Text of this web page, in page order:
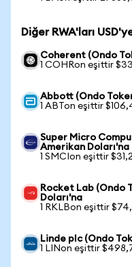
Diğer RWA'ları
Coherent (Ondo
1 COHRon eşittir
Abbott (Ondo
1 ABTon eşittir
Super Micro
Amerikan Doları'na
1 SMCIon eşittir
Rocket Lab (Ondo
Doları'na
1 RKLBon eşittir
Linde plc (Ondo
1 LINon eşittir